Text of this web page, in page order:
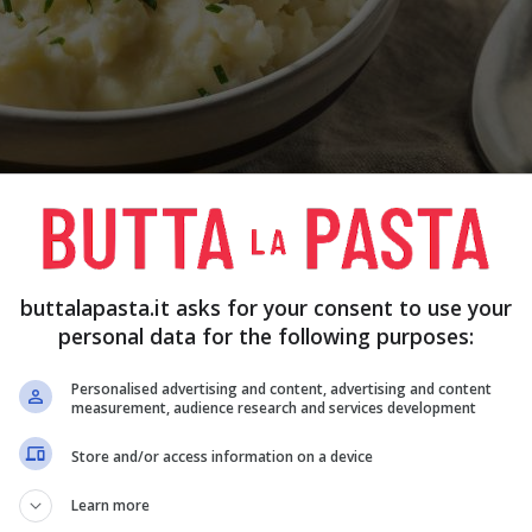
gli sformatini di patate e pancetta per sorprendere gli ospiti –
altri ingredienti, ti suggeriamo di provare
al meglio l’accostamento dei sapori!
buttalapasta.it asks for your consent to use your
personal data for the following purposes:
Personalised advertising and content, advertising and content
measurement, audience research and services development
Store and/or access information on a device
Learn more